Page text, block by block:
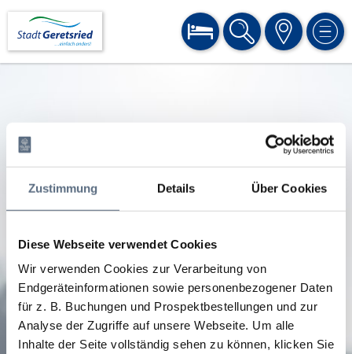
Zustimmung Details Über Cookies
Diese Webseite verwendet Cookies
Wir verwenden Cookies zur Verarbeitung von
Endgeräteinformationen sowie personenbezogener Daten
für z. B. Buchungen und Prospektbestellungen und zur
Analyse der Zugriffe auf unsere Webseite. Um alle
Inhalte der Seite vollständig sehen zu können, klicken Sie
BUCHEN SUCHE KARTE MENÜ